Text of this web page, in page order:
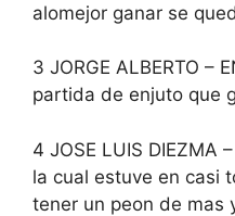
alomejor ganar se
3 JORGE ALBERTO –
partida de enjuto que
4 JOSE LUIS DIEZMA
la cual estuve en casi
tener un peon de mas